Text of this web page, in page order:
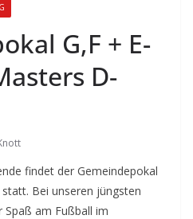
G,F + E-
D-
findet der Gemeindepokal
Bei unseren jüngsten
Spaß am Fußball im